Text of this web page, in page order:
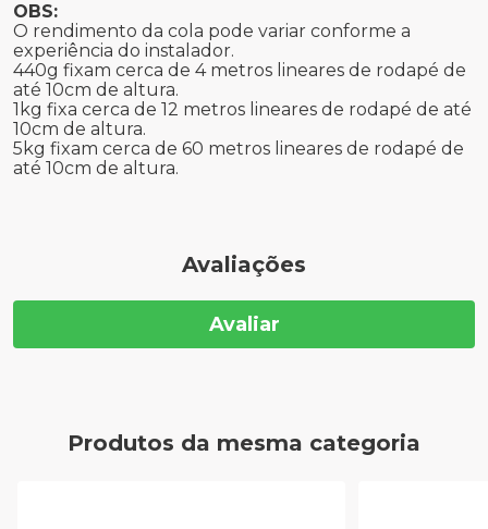
OBS:
O rendimento da cola pode variar conforme a
experiência do instalador.
440g fixam cerca de 4 metros lineares de rodapé de
até 10cm de altura.
1kg fixa cerca de 12 metros lineares de rodapé de até
10cm de altura.
5kg fixam cerca de 60 metros lineares de rodapé de
até 10cm de altura.
Avaliações
Avaliar
Produtos da mesma categoria